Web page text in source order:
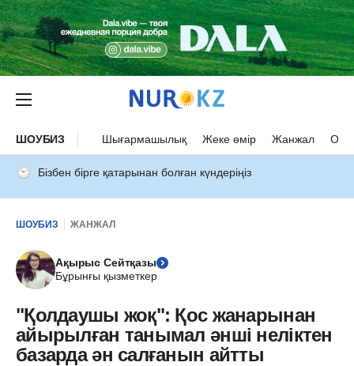
ШОУБИЗ Шығармашылық Жеке өмір Жанжал
Бізбен бірге қатарынан болған күндеріңіз
ШОУБИЗ ЖАНЖАЛ
Ақырыс Сейтқазы
Бұрынғы қызметкер
"Қолдаушы жоқ": Қос жанарынан
айырылған танымал әнші неліктен
базарда ән салғанын айтты